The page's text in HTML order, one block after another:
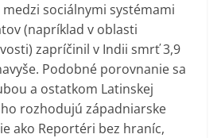
sociálnymi systémami
(napríklad v oblasti
zapríčinil v Indii smrť 3,9
Podobné porovnanie sa
a ostatkom Latinskej
rozhodujú západniarske
ako Reportéri bez hraníc,